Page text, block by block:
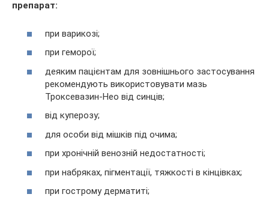
препарат:
при варикозі;
при геморої;
деяким пацієнтам для зовнішнього застосування
рекомендують використовувати мазь
Троксевазин-Нео від синців;
від куперозу;
для особи від мішків під очима;
при хронічній венозній недостатності;
при набряках, пігментації, тяжкості в кінцівках;
при гострому дерматиті;